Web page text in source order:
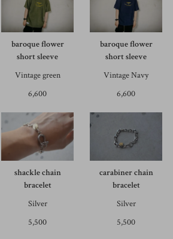
baroque flower
short sleeve
Vintage green
6,600
baroque flower
short sleeve
Vintage Navy
6,600
shackle chain
bracelet
Silver
5,500
carabiner chain
bracelet
Silver
5,500